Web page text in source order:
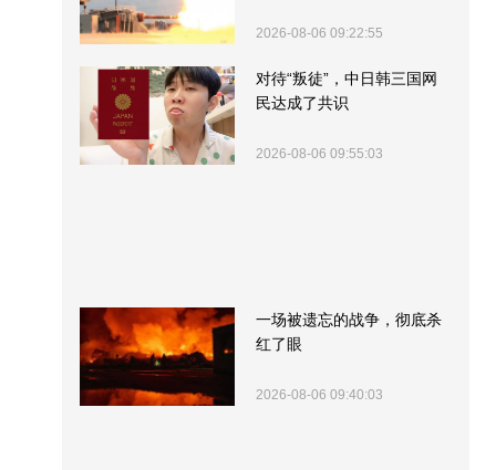
2026-08-06 09:22:55
对待“叛徒”，中日韩三国网
民达成了共识
2026-08-06 09:55:03
一场被遗忘的战争，彻底杀
红了眼
2026-08-06 09:40:03